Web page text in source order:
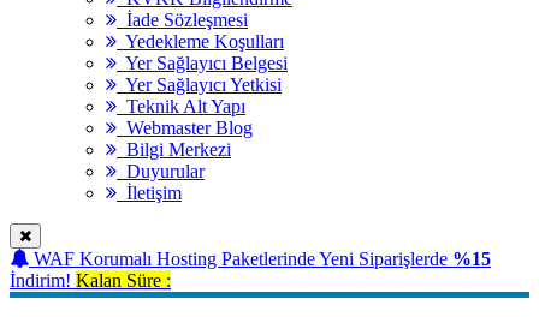
İade Sözleşmesi
Yedekleme Koşulları
Yer Sağlayıcı Belgesi
Yer Sağlayıcı Yetkisi
Teknik Alt Yapı
Webmaster Blog
Bilgi Merkezi
Duyurular
İletişim
WAF Korumalı Hosting Paketlerinde Yeni Siparişlerde %15
İndirim! Kalan Süre :